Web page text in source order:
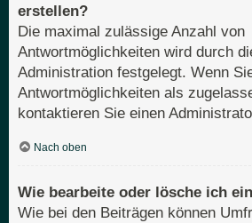
erstellen?
Die maximal zulässige Anzahl von
Antwortmöglichkeiten wird durch
Administration festgelegt. Wenn
Antwortmöglichkeiten als
kontaktieren Sie einen
Nach oben
Wie bearbeite oder lösche ich
Wie bei den Beiträgen können